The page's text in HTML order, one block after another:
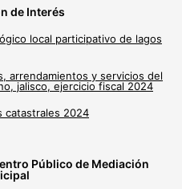
de Interés
local participativo de lagos
arrendamientos y servicios del
jalisco, ejercicio fiscal 2024
catastrales 2024
Público de Mediación